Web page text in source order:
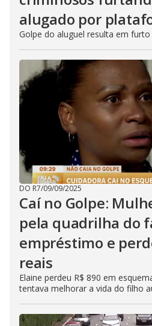
alugado por
Golpe do aluguel resulta em
DO R7/09/09/2025
Caí no Golpe:
pela quadrilha do
empréstimo e
reais
Elaine perdeu R$ 890 em
tentava melhorar a vida do filho